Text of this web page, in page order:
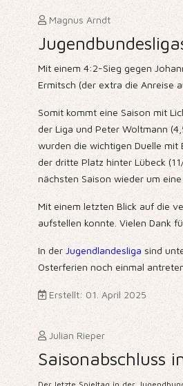
Magnus Arndt
Mit einem 4:2-Sieg gegen
Ermitsch (der extra die Anreise
Somit kommt eine Saison mit
der Liga und Peter Woltmann
wurden die wichtigen Duelle
der dritte Platz hinter Lübeck
nächsten Saison wieder um
Mit einem letzten Blick auf die
aufstellen konnte. Vielen Dank
In derJugendlandesliga sind
Osterferien noch einmal
Erstellt: 01. April 2025
Julian Rieper
Saisonabschluss